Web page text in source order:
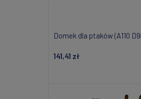
Domek dla ptaków (A110
141,41 zł